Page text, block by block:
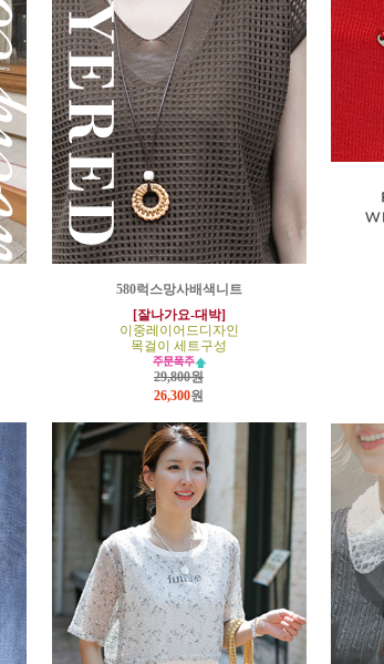
580럭스망사배색니트
[잘나가요-대박]
이중레이어드디자인
목걸이 세트구성
29,800원
26,300원